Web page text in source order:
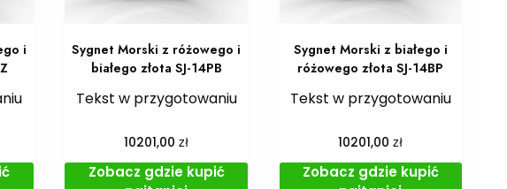
i
Sygnet Morski z różowego i
białego złota SJ-14PB
Tekst w przygotowaniu
10201,00zł
Zobacz gdzie kupić
Sygnet Morski z białego i
różowego złota SJ-14BP
Tekst w przygotowaniu
10201,00zł
Zobacz gdzie kupić